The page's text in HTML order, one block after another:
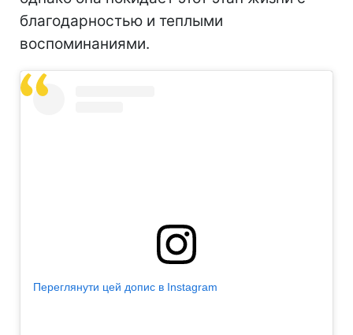
благодарностью и теплыми
воспоминаниями.
Переглянути цей допис в Instagram